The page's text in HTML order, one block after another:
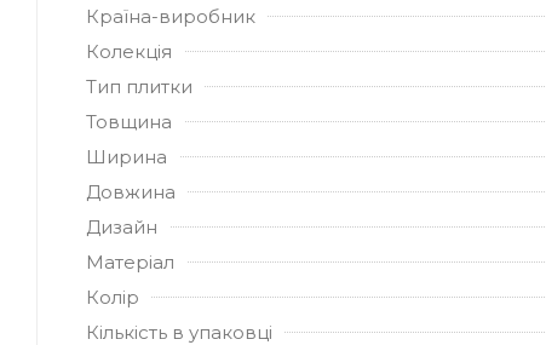
Країна-виробник
Колекція
Тип плитки
Товщина
Ширина
Довжина
Дизайн
Матеріал
Колір
Кількість в упаковці